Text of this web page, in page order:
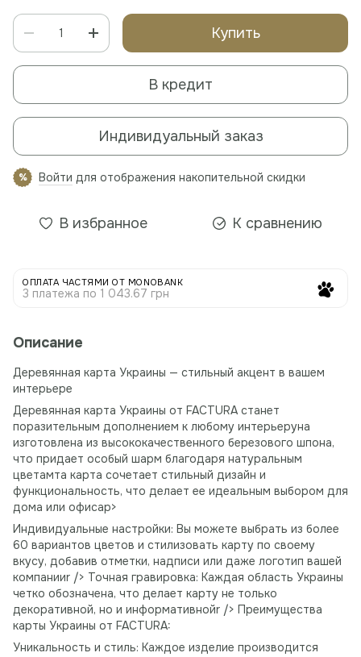
Купить
В кредит
Индивидуальный заказ
% Войти для отображения накопительной скидки
В избранное К сравнению
ОПЛАТА ЧАСТЯМИ ОТ MONOBANK
3 платежа по 1 043.67 грн
Описание
Деревянная карта Украины — стильный акцент в вашем
интерьере
Деревянная карта Украины от FACTURA станет
поразительным дополнением к любому интерьеруна
изготовлена ​​из высококачественного березового шпона,
что придает особый шарм благодаря натуральным
цветамта карта сочетает стильный дизайн и
функциональность, что делает ее идеальным выбором для
дома или офисаp>
Индивидуальные настройки: Вы можете выбрать из более
60 вариантов цветов и стилизовать карту по своему
вкусу, добавив отметки, надписи или даже логотип вашей
компанииr /> Точная гравировка: Каждая область Украины
четко обозначена, что делает карту не только
декоративной, но и информативнойr /> Преимущества
карты Украины от FACTURA:
Уникальность и стиль: Каждое изделие производится